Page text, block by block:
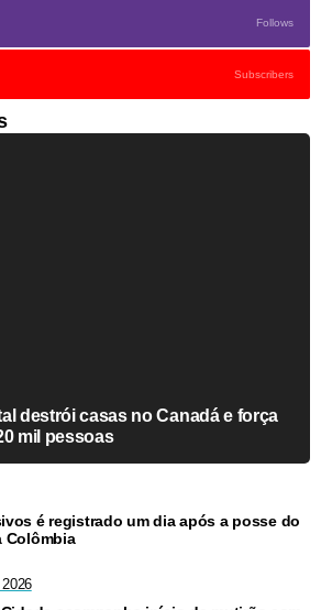
Follows
Subscribers
destrói casas no Canadá e força
mil pessoas
é registrado um dia após a posse do
Colômbia